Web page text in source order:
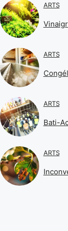
ARTS
ARTS
ARTS
Bati-
ARTS